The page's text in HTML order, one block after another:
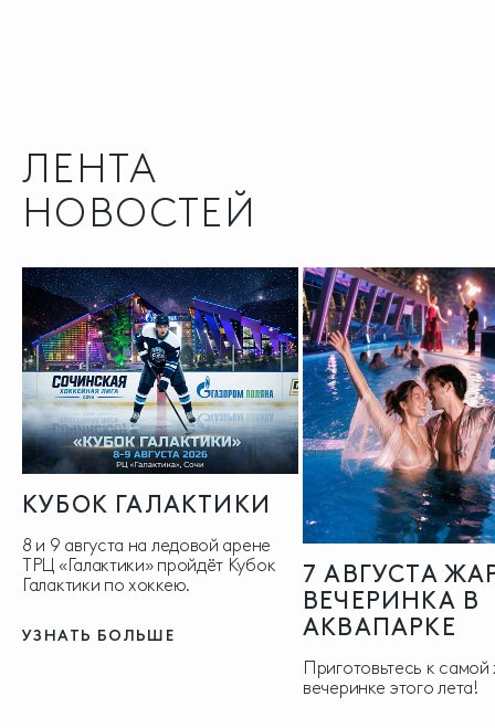
ЛЕНТА
НОВОСТЕЙ
КУБОК ГАЛАКТИКИ
8 и 9 августа на ледовой арене
ТРЦ «Галактики» пройдёт Кубок
Галактики по хоккею.
УЗНАТЬ БОЛЬШЕ
7 АВГУСТА
ВЕЧЕРИНКА В
АКВАПАРКЕ
Приготовьтесь к
вечеринке этого лета!